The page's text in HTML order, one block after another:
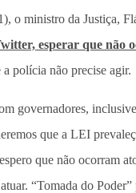
o ministro da Justiça,
esperar que não
a polícia não precise agir.
governadores,
que a LEI
que não ocorram
“Tomada do